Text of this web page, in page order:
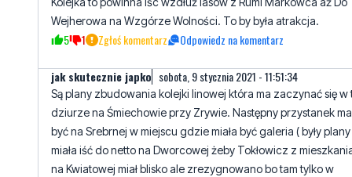
jak skutecznie japko sobota, 9 stycznia 2021 - 11:51:34
Są plany zbudowania kolejki linowej która ma zaczynać się w
być na Srebrnej w miejscu gdzie miała być galeria ( były
miała iść do netto na Dworcowej żeby Tokłowicz z
na Kwiatowej miał blisko ale zrezygnowano bo tam tylko w
prawo można wyjeżdżać na rondo Solidarności) i dalej na
kalwarię. Kolegi wujka znajomy ma kuzyna w magistracie.
Potwierdzone info.